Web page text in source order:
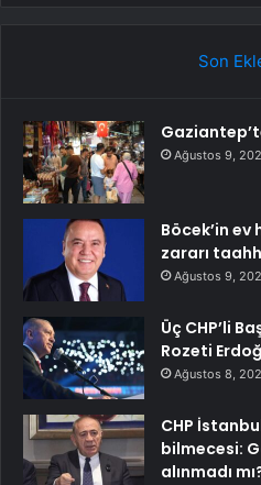
Son
Ağustos 9,
Böcek’in
zararı
Ağustos 9,
Üç CHP’li
Rozeti
Ağustos 8,
CHP
bilmecesi:
alınmadı